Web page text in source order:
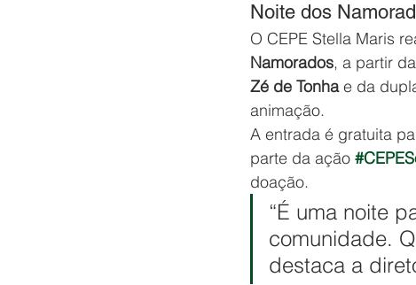
Noite dos
O CEPE Stella Maris
Namorados, a partir
Zé de Tonha e da
animação.
A entrada é gratuita
parte da ação
doação.
“É uma noite
comunidade.
destaca a